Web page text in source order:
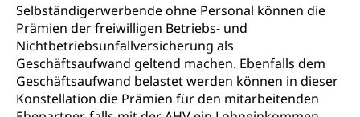
Selbständigerwerbende ohne Personal können die
Prämien der freiwilligen Betriebs- und
Nichtbetriebsunfallversicherung als
Geschäftsaufwand geltend machen. Ebenfalls dem
Geschäftsaufwand belastet werden können in dieser
Konstellation die Prämien für den mitarbeitenden
Bundesamt für Zivildienst ZIVI
Erwerbsausfallentschädigung (WAS Luzern)
Zivilschutz
Schutzdienstpflicht, Schutzraum,
Schutzraumbaupflicht
Zivilschutz